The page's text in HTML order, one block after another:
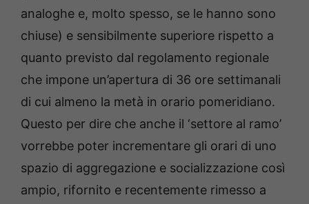
analoghe e, molto spesso, se le hanno sono
chiuse) e sensibilmente superiore rispetto a
quanto previsto dal regolamento regionale
che impone un’apertura di 36 ore settimanali
di cui almeno la metà in orario pomeridiano.
Questo per dire che anche il ‘settore al ramo’
vorrebbe poter incrementare gli orari di uno
spazio di aggregazione e socializzazione così
ampio, rifornito e recentemente rimesso a